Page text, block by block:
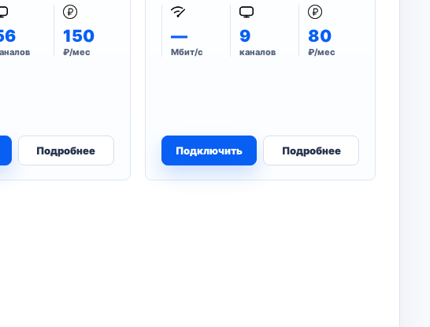
150
₽/мес
Подробнее
—
Мбит/с
9
каналов
80
₽/мес
Подключить Подробнее